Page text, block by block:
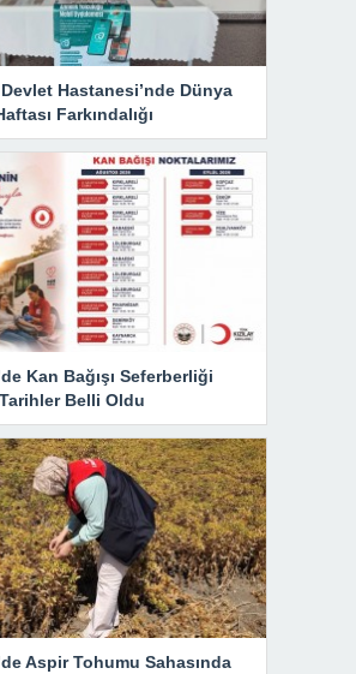
Hastanesi’nde Dünya
Farkındalığı
Kan Bağışı Seferberliği
Belli Oldu
Aspir Tohumu Sahasında